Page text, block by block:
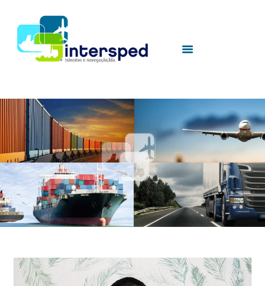
SOBRE NÓS
SERVIÇOS
UTILIDADES
CONTACTOS